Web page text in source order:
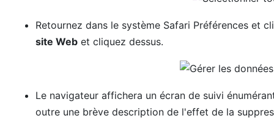
Retournez dans le système Safari Préférences et
site Webet cliquez dessus.
Le navigateur affichera un écran de suivi
outre une brève description de l'effet de la